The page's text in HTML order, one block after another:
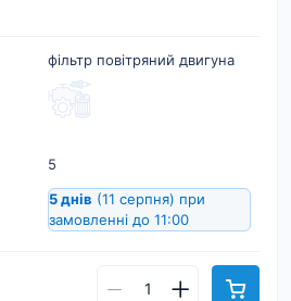
фільтр повітряний двигуна
5
5 днів (11 серпня) при
замовленні до 11:00